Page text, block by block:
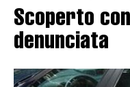
Scoperto
denunciata